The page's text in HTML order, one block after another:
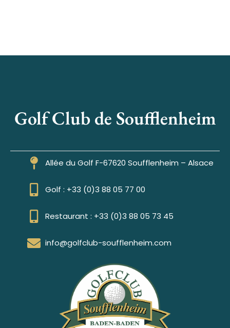
Golf Club de Soufflenheim
Allée du Golf F-67620 Soufflenheim – Alsace
Golf : +33 (0)3 88 05 77 00
Restaurant : +33 (0)3 88 05 73 45
info@golfclub-soufflenheim.com